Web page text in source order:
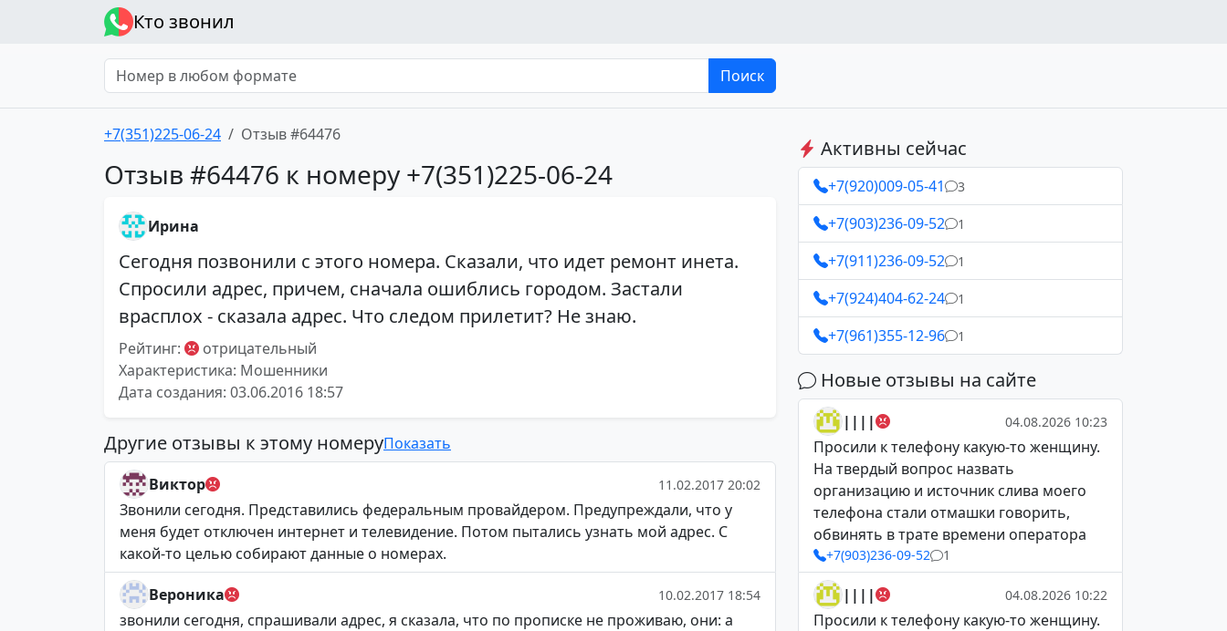
Кто звонил
Поиск
+7(351)225-06-24 Отзыв #64476
Отзыв #64476 к номеру +7(351)225-06-24
Ирина
Сегодня позвонили с этого номера. Сказали, что идет ремонт инета.
Спросили адрес, причем, сначала ошиблись городом. Застали
врасплох - сказала адрес. Что следом прилетит? Не знаю.
Рейтинг:
отрицательный
Характеристика: Мошенники
Дата создания: 03.06.2016 18:57
Другие отзывы к этому номеруПоказать
Виктор 11.02.2017 20:02
Звонили сегодня. Представились федеральным провайдером. Предупреждали, что у
меня будет отключен интернет и телевидение. Потом пытались узнать мой адрес. С
какой-то целью собирают данные о номерах.
Вероника 10.02.2017 18:54
звонили сегодня, спрашивали адрес, я сказала, что по прописке не проживаю, они: а
Активны сейчас
+7(920)009-05-41 3
+7(903)236-09-52 1
+7(911)236-09-52 1
+7(924)404-62-24 1
+7(961)355-12-96 1
Новые отзывы на сайте
|||| 04.08.2026 10:23
Просили к телефону какую-то женщину.
На твердый вопрос назвать
организацию и источник слива моего
телефона стали отмашки говорить,
обвинять в трате времени оператора
+7(903)236-09-52 1
|||| 04.08.2026 10:22
Просили к телефону какую-то женщину.